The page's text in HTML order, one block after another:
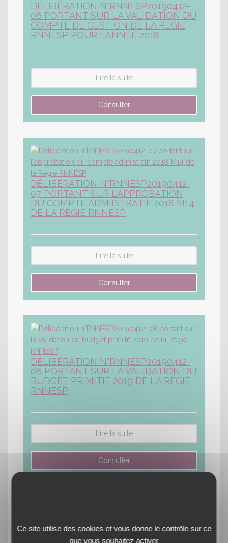
DÉLIBÉRATION N°RNNESP20190412-
06 PORTANT SUR LA VALIDATION DU
COMPTE DE GESTION DE LA RÉGIE
RNNESP POUR L'ANNÉE 2018
Lire la suite
DÉLIBÉRATION N°RNNESP20190412-
07 PORTANT SUR L'APPROBATION
DU COMPTE ADMIISTRATIF 2018 M14
DE LA RÉGIE RNNESP
Lire la suite
DÉLIBÉRATION N°RNNESP20190412-
08 PORTANT SUR LA VALIDATION DU
BUDGET PRIMITIF 2019 DE LA RÉGIE
RNNESP
Lire la suite
DÉLIBÉRATION N°RNNESP20190412-
Ce site utilise des cookies et vous donne le contrôle sur ce
que vous souhaitez activer